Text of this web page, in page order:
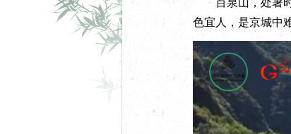
百泉山，处暑时
色宜人，是京城中